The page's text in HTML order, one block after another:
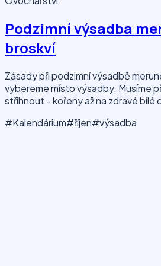
Podzimní výsadba
broskví
Zásady při podzimní výsadbě
vybereme místo výsadby. Musíme
střihnout - kořeny až na zdravé bílé
#Kalendárium#říjen#výsadba